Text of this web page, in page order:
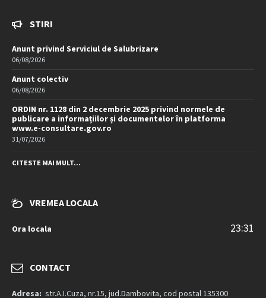
STIRI
Anunt privind Serviciul de Salubrizare
06/08/2026
Anunt colectiv
06/08/2026
ORDIN nr. 1128 din 2 decembrie 2025 privind normele de
publicare a informațiilor și documentelor în platforma
www.e-consultare.gov.ro
31/07/2026
CITESTE MAI MULT...
VREMEA LOCALA
Ora locala 23:31
CONTACT
Adresa: str.A.I.Cuza, nr.15, jud.Dambovita, cod postal 135300